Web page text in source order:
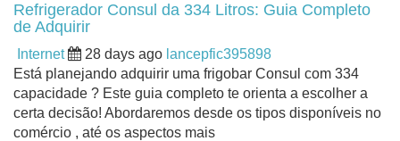
Refrigerador Consul da 334 Litros: Guia Completo
de Adquirir
Internet 28 days ago lancepfic395898
Está planejando adquirir uma frigobar Consul com 334
capacidade ? Este guia completo te orienta a escolher a
certa decisão! Abordaremos desde os tipos disponíveis no
comércio , até os aspectos mais